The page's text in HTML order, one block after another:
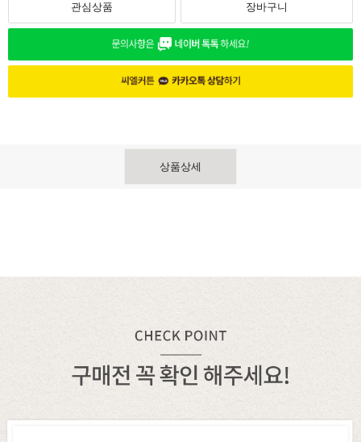
관심상품 장바구니
상품상세